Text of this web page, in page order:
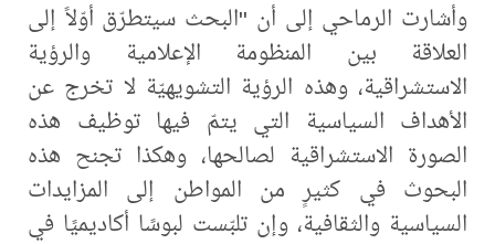
وأشارت الرماحي إلى أن "البحث سيتطرّق أوّلاً إلى
العلاقة بين المنظومة الإعلامية والرؤية
الاستشراقية، وهذه الرؤية التشويهيّة لا تخرج عن
الأهداف السياسية التي يتمّ فيها توظيف هذه
الصورة الاستشراقية لصالحها، وهكذا تجنح هذه
البحوث في كثيرٍ من المواطن إلى المزايدات
السياسية والثقافية، وإن تلبّست لبوسًا أكاديميًا في